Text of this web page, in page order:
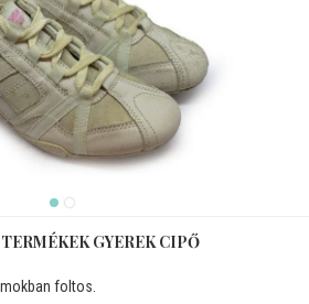
GYEREK CIPŐ
foltos.